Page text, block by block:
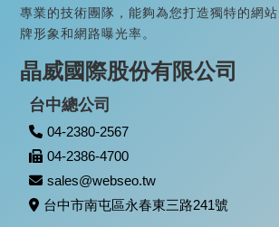
專業的技術團隊，能夠為您打造獨特的網
牌形象和網路曝光率。
晶威國際股份有限公司
台中總公司
04-2380-2567
04-2386-4700
sales@webseo.tw
台中市南屯區永春東三路241號